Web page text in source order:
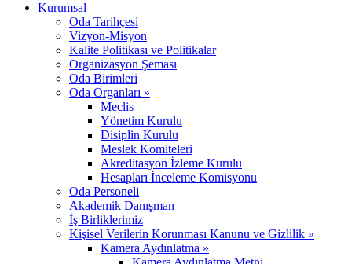
Kurumsal
Oda Tarihçesi
Vizyon-Misyon
Kalite Politikası ve Politikalar
Organizasyon Şeması
Oda Birimleri
Oda Organları »
Meclis
Yönetim Kurulu
Disiplin Kurulu
Meslek Komiteleri
Akreditasyon İzleme Kurulu
Hesapları İnceleme Komisyonu
Oda Personeli
Akademik Danışman
İş Birliklerimiz
Kişisel Verilerin Korunması Kanunu ve Gizlilik »
Kamera Aydınlatma »